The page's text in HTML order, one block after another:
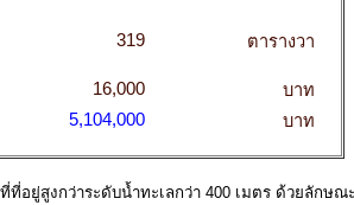
319 ตารางวา
16,000
บาท
5,104,000 บาท
อยู่สูงกว่าระดับน้ำทะเลกว่า 400 เมตร ด้วยลักษณ